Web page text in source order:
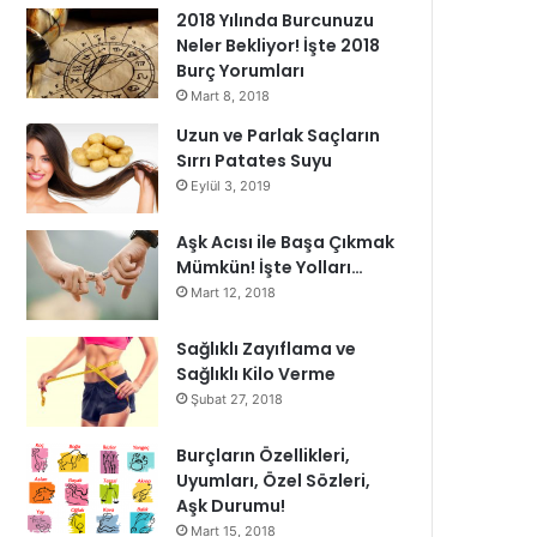
2018 Yılında Burcunuzu
Neler Bekliyor! İşte 2018
Burç Yorumları
Mart 8, 2018
Uzun ve Parlak Saçların
Sırrı Patates Suyu
Eylül 3, 2019
Aşk Acısı ile Başa Çıkmak
Mümkün! İşte Yolları…
Mart 12, 2018
Sağlıklı Zayıflama ve
Sağlıklı Kilo Verme
Şubat 27, 2018
Burçların Özellikleri,
Uyumları, Özel Sözleri,
Aşk Durumu!
Mart 15, 2018